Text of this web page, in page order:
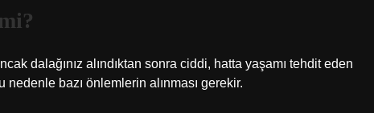
dalağınız alındıktan sonra ciddi, hatta yaşamı tehdit eden
bazı önlemlerin alınması gerekir.